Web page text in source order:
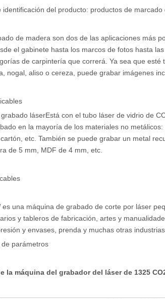
identificación del producto: productos de marcado
de madera son dos de las aplicaciones más
el gabinete hasta los marcos de fotos hasta
de carpintería que correrá. Ya sea que
nogal, aliso o cereza, puede grabar imágenes
láserEstá con el tubo láser de vidrio de
en la mayoría de los materiales no
etc. También se puede grabar un metal
de 5 mm, MDF de 4 mm, etc.
es una máquina de grabado de corte por láser
y tableros de fabricación, artes y
y envases, prenda y muchas otras industrias.
parámetros
la máquina del grabador del láser de 1325